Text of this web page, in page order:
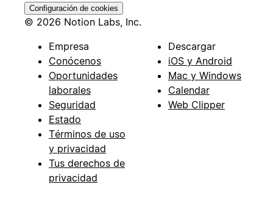
Configuración de cookies
© 2026 Notion Labs, Inc.
Empresa
Conócenos
Oportunidades
laborales
Seguridad
Estado
Términos de uso
y privacidad
Tus derechos de
privacidad
Descargar
iOS y Android
Mac y Windows
Calendar
Web Clipper